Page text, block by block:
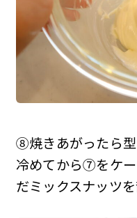
⑧焼きあがったら型
冷めてから⑦をケ
だミックスナッツを